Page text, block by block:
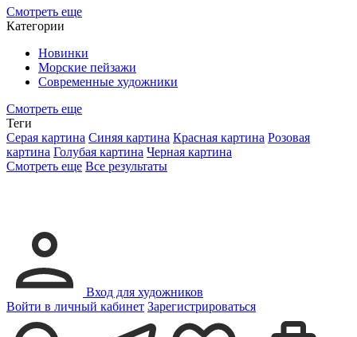
Смотреть еще
Категории
Новинки
Морские пейзажи
Современные художники
Смотреть еще
Теги
Серая картина Синяя картина Красная картина Розовая
картина Голубая картина Черная картина
Смотреть еще Все результаты
Вход для художников
Войти в личный кабинет Зарегистрироваться